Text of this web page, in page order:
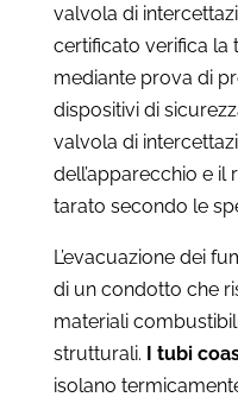
valvola di
certificato verifica la
mediante prova di
dispositivi di
valvola di
dell’apparecchio e
tarato secondo le
L’evacuazione dei
di un condotto che
materiali
strutturali. I tubi
isolano